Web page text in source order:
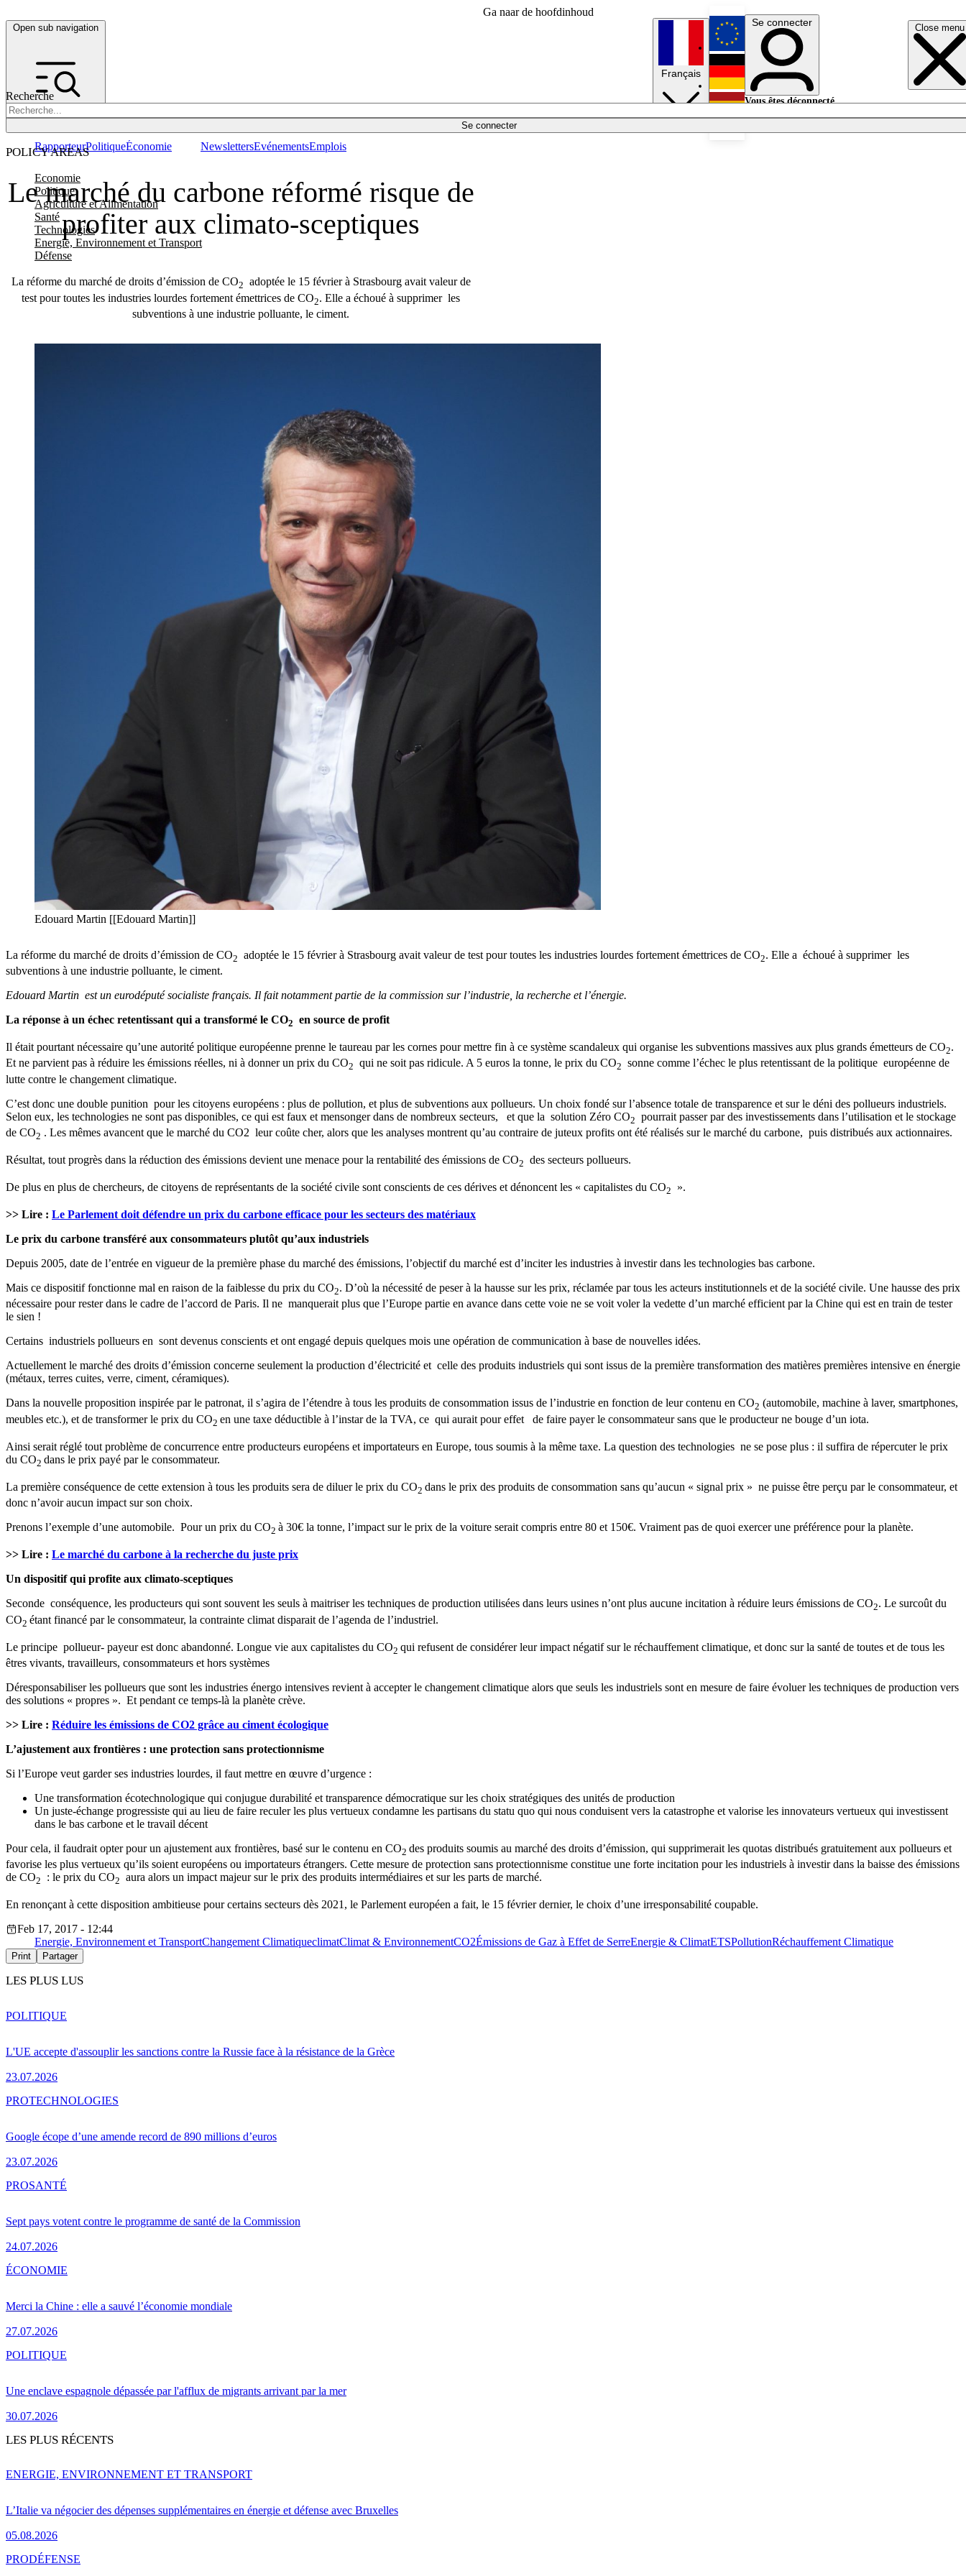
Ga naar de hoofdinhoud
Open sub navigation Close menu
Recherche
Se connecter
POLICY AREAS
Economie
Politique
Agriculture et Alimentation
Santé
Technologies
Energie, Environnement et Transport
Défense
RapporteurPolitiqueÉconomie NewslettersEvénementsEmplois
Français
English
Deutsch
Se connecter
Vous êtes déconnecté.
Le marché du carbone réformé risque de
profiter aux climato-sceptiques
La réforme du marché de droits d’émission de CO2 adoptée le 15 février à Strasbourg avait valeur de
test pour toutes les industries lourdes fortement émettrices de CO2. Elle a échoué à supprimer les
subventions à une industrie polluante, le ciment.
Edouard Martin [[Edouard Martin]]
La réforme du marché de droits d’émission de CO2 adoptée le 15 février à Strasbourg avait valeur de test pour toutes les industries lourdes fortement émettrices de CO2. Elle a échoué à supprimer les
subventions à une industrie polluante, le ciment.
Edouard Martin est un eurodéputé socialiste français. Il fait notamment partie de la commission sur l’industrie, la recherche et l’énergie.
La réponse à un échec retentissant qui a transformé le CO2 en source de profit
Il était pourtant nécessaire qu’une autorité politique européenne prenne le taureau par les cornes pour mettre fin à ce système scandaleux qui organise les subventions massives aux plus grands émetteurs de CO2.
Et ne parvient pas à réduire les émissions réelles, ni à donner un prix du CO2 qui ne soit pas ridicule. A 5 euros la tonne, le prix du CO2 sonne comme l’échec le plus retentissant de la politique européenne de
lutte contre le changement climatique.
C’est donc une double punition pour les citoyens européens : plus de pollution, et plus de subventions aux pollueurs. Un choix fondé sur l’absence totale de transparence et sur le déni des pollueurs industriels.
Selon eux, les technologies ne sont pas disponibles, ce qui est faux et mensonger dans de nombreux secteurs, et que la solution Zéro CO2 pourrait passer par des investissements dans l’utilisation et le stockage
de CO2 . Les mêmes avancent que le marché du CO2 leur coûte cher, alors que les analyses montrent qu’au contraire de juteux profits ont été réalisés sur le marché du carbone, puis distribués aux actionnaires.
Résultat, tout progrès dans la réduction des émissions devient une menace pour la rentabilité des émissions de CO2 des secteurs pollueurs.
De plus en plus de chercheurs, de citoyens de représentants de la société civile sont conscients de ces dérives et dénoncent les « capitalistes du CO2 ».
>> Lire : Le Parlement doit défendre un prix du carbone efficace pour les secteurs des matériaux
Le prix du carbone transféré aux consommateurs plutôt qu’aux industriels
Depuis 2005, date de l’entrée en vigueur de la première phase du marché des émissions, l’objectif du marché est d’inciter les industries à investir dans les technologies bas carbone.
Mais ce dispositif fonctionne mal en raison de la faiblesse du prix du CO2. D’où la nécessité de peser à la hausse sur les prix, réclamée par tous les acteurs institutionnels et de la société civile. Une hausse des prix
nécessaire pour rester dans le cadre de l’accord de Paris. Il ne manquerait plus que l’Europe partie en avance dans cette voie ne se voit voler la vedette d’un marché efficient par la Chine qui est en train de tester
le sien !
Certains industriels pollueurs en sont devenus conscients et ont engagé depuis quelques mois une opération de communication à base de nouvelles idées.
Actuellement le marché des droits d’émission concerne seulement la production d’électricité et celle des produits industriels qui sont issus de la première transformation des matières premières intensive en énergie
(métaux, terres cuites, verre, ciment, céramiques).
Dans la nouvelle proposition inspirée par le patronat, il s’agira de l’étendre à tous les produits de consommation issus de l’industrie en fonction de leur contenu en CO2 (automobile, machine à laver, smartphones,
meubles etc.), et de transformer le prix du CO2 en une taxe déductible à l’instar de la TVA, ce qui aurait pour effet de faire payer le consommateur sans que le producteur ne bouge d’un iota.
Ainsi serait réglé tout problème de concurrence entre producteurs européens et importateurs en Europe, tous soumis à la même taxe. La question des technologies ne se pose plus : il suffira de répercuter le prix
du CO2 dans le prix payé par le consommateur.
La première conséquence de cette extension à tous les produits sera de diluer le prix du CO2 dans le prix des produits de consommation sans qu’aucun « signal prix » ne puisse être perçu par le consommateur, et
donc n’avoir aucun impact sur son choix.
Prenons l’exemple d’une automobile. Pour un prix du CO2 à 30€ la tonne, l’impact sur le prix de la voiture serait compris entre 80 et 150€. Vraiment pas de quoi exercer une préférence pour la planète.
>> Lire : Le marché du carbone à la recherche du juste prix
Un dispositif qui profite aux climato-sceptiques
Seconde conséquence, les producteurs qui sont souvent les seuls à maitriser les techniques de production utilisées dans leurs usines n’ont plus aucune incitation à réduire leurs émissions de CO2. Le surcoût du
CO2 étant financé par le consommateur, la contrainte climat disparait de l’agenda de l’industriel.
Le principe pollueur- payeur est donc abandonné. Longue vie aux capitalistes du CO2 qui refusent de considérer leur impact négatif sur le réchauffement climatique, et donc sur la santé de toutes et de tous les
êtres vivants, travailleurs, consommateurs et hors systèmes
Déresponsabiliser les pollueurs que sont les industries énergo intensives revient à accepter le changement climatique alors que seuls les industriels sont en mesure de faire évoluer les techniques de production vers
des solutions « propres ». Et pendant ce temps-là la planète crève.
>> Lire : Réduire les émissions de CO2 grâce au ciment écologique
L’ajustement aux frontières : une protection sans protectionnisme
Si l’Europe veut garder ses industries lourdes, il faut mettre en œuvre d’urgence :
Une transformation écotechnologique qui conjugue durabilité et transparence démocratique sur les choix stratégiques des unités de production
Un juste-échange progressiste qui au lieu de faire reculer les plus vertueux condamne les partisans du statu quo qui nous conduisent vers la catastrophe et valorise les innovateurs vertueux qui investissent
dans le bas carbone et le travail décent
Pour cela, il faudrait opter pour un ajustement aux frontières, basé sur le contenu en CO2 des produits soumis au marché des droits d’émission, qui supprimerait les quotas distribués gratuitement aux pollueurs et
favorise les plus vertueux qu’ils soient européens ou importateurs étrangers. Cette mesure de protection sans protectionnisme constitue une forte incitation pour les industriels à investir dans la baisse des émissions
de CO2 : le prix du CO2 aura alors un impact majeur sur le prix des produits intermédiaires et sur les parts de marché.
En renonçant à cette disposition ambitieuse pour certains secteurs dès 2021, le Parlement européen a fait, le 15 février dernier, le choix d’une irresponsabilité coupable.
Feb 17, 2017 - 12:44
Energie, Environnement et TransportChangement ClimatiqueclimatClimat & EnvironnementCO2Émissions de Gaz à Effet de SerreEnergie & ClimatETSPollutionRéchauffement Climatique
Print Partager
LES PLUS LUS
L'UE accepte d'assouplir les sanctions contre la Russie face à la résistance de la Grèce
23.07.2026
POLITIQUE
Google écope d’une amende record de 890 millions d’euros
23.07.2026
PROTECHNOLOGIES
Sept pays votent contre le programme de santé de la Commission
24.07.2026
PROSANTÉ
Merci la Chine : elle a sauvé l’économie mondiale
27.07.2026
ÉCONOMIE
Une enclave espagnole dépassée par l'afflux de migrants arrivant par la mer
30.07.2026
POLITIQUE
LES PLUS RÉCENTS
L’Italie va négocier des dépenses supplémentaires en énergie et défense avec Bruxelles
05.08.2026
ENERGIE, ENVIRONNEMENT ET TRANSPORT
PRODÉFENSE